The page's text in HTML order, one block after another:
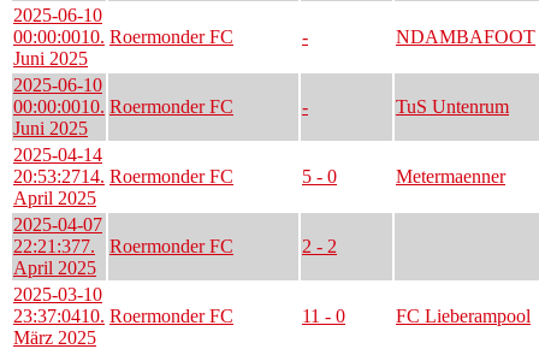
2025-06-10
00:00:0010.
Juni 2025
Roermonder FC - NDAMBAFOOT
2025-06-10
00:00:0010.
Juni 2025
Roermonder FC - TuS Untenrum
2025-04-14
20:53:2714.
April 2025
Roermonder FC 5 - 0 Metermaenner
2025-04-07
22:21:377.
April 2025
Roermonder FC 2 - 2
2025-03-10
23:37:0410.
März 2025
Roermonder FC 11 - 0 FC Lieberampool